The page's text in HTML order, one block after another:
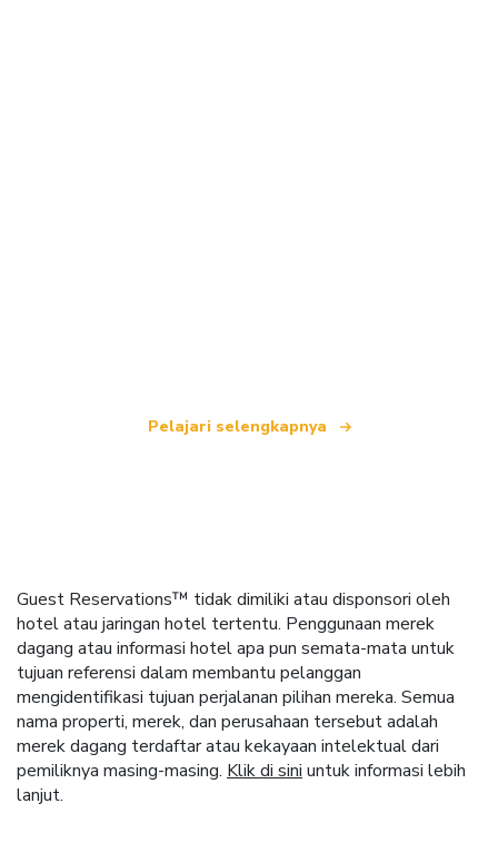
Pelajari selengkapnya
Guest Reservations™ tidak dimiliki atau disponsori oleh
hotel atau jaringan hotel tertentu. Penggunaan merek
dagang atau informasi hotel apa pun semata-mata untuk
tujuan referensi dalam membantu pelanggan
mengidentifikasi tujuan perjalanan pilihan mereka. Semua
nama properti, merek, dan perusahaan tersebut adalah
merek dagang terdaftar atau kekayaan intelektual dari
pemiliknya masing-masing. Klik di sini untuk informasi lebih
lanjut.